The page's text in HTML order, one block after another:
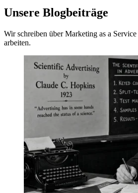
Unsere Blogbeiträge
Wir schreiben über Marketing as a
arbeiten.